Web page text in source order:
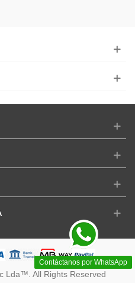
Contáctanos por WhatsApp
Lda™. All Rights Reserved